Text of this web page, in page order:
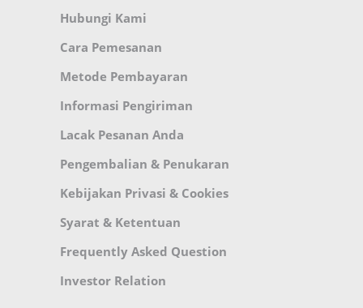
Hubungi Kami
Cara Pemesanan
Metode Pembayaran
Informasi Pengiriman
Lacak Pesanan Anda
Pengembalian & Penukaran
Kebijakan Privasi & Cookies
Syarat & Ketentuan
Frequently Asked Question
Investor Relation